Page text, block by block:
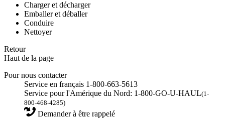
Charger et décharger
Emballer et déballer
Conduire
Nettoyer
Retour
Haut de la page
Pour nous contacter
Service en français 1-800-663-5613
Service pour l'Amérique du Nord: 1-800-GO-U-HAUL(1-
800-468-4285)
Demander à être rappelé